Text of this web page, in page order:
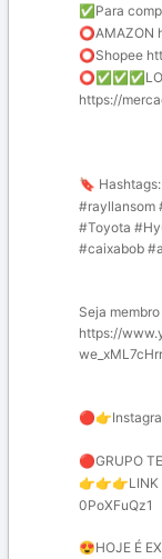
✅ Para
⭕️AMAZON
⭕️Shopee
⭕ ✅ ✅ ✅
https://
🔖
#rayllansom
#Toyota
#caixabob
Seja
https://
🔴👉
🔴GRUPO
👉👉👉
0PoXFuQz1
😍HOJE É